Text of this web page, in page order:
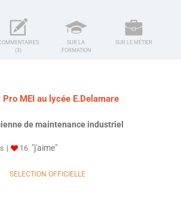
(3)
SUR LA
FORMATION
SUR LE MÉTIER
MEI au lycée E.Delamare
de maintenance industriel
16 "j'aime"
SELECTION OFFICIELLE